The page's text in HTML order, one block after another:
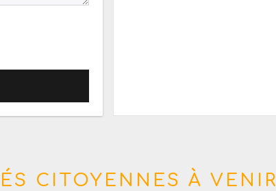
CITOYENNES À VENIR